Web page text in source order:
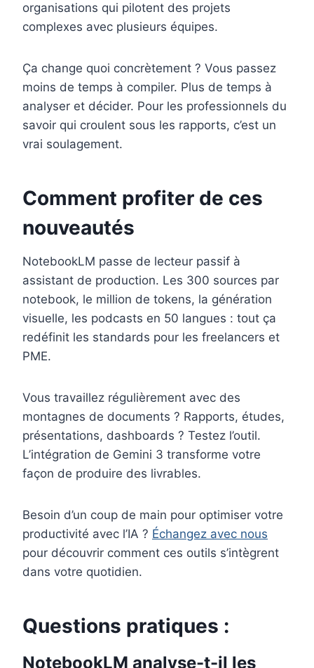
organisations qui pilotent des projets
complexes avec plusieurs équipes.
Ça change quoi concrètement ? Vous passez
moins de temps à compiler. Plus de temps à
analyser et décider. Pour les professionnels du
savoir qui croulent sous les rapports, c’est un
vrai soulagement.
Comment profiter de ces
nouveautés
NotebookLM passe de lecteur passif à
assistant de production. Les 300 sources par
notebook, le million de tokens, la génération
visuelle, les podcasts en 50 langues : tout ça
redéfinit les standards pour les freelancers et
PME.
Vous travaillez régulièrement avec des
montagnes de documents ? Rapports, études,
présentations, dashboards ? Testez l’outil.
L’intégration de Gemini 3 transforme votre
façon de produire des livrables.
Besoin d’un coup de main pour optimiser votre
productivité avec l’IA ? Échangez avec nous
pour découvrir comment ces outils s’intègrent
dans votre quotidien.
Questions pratiques :
NotebookLM analyse-t-il les